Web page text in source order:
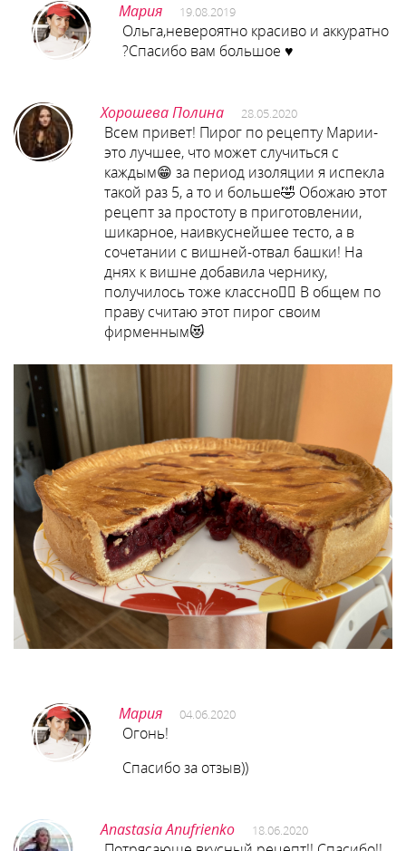
Мария 19.08.2019
Ольга,невероятно красиво и аккуратно
?Спасибо вам большое ♥️
Хорошева Полина 28.05.2020
Всем привет! Пирог по рецепту Марии-
это лучшее, что может случиться с
каждым😁 за период изоляции я испекла
такой раз 5, а то и больше🤣 Обожаю этот
рецепт за простоту в приготовлении,
шикарное, наивкуснейшее тесто, а в
сочетании с вишней-отвал башки! На
днях к вишне добавила чернику,
получилось тоже классно👍🏻 В общем по
праву считаю этот пирог своим
фирменным😻
Мария 04.06.2020
Огонь!
Спасибо за отзыв))
Anastasia Anufrienko 18.06.2020